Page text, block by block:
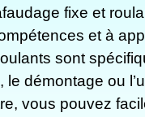
fixe et
et à
sont
le démontage ou
vous pouvez